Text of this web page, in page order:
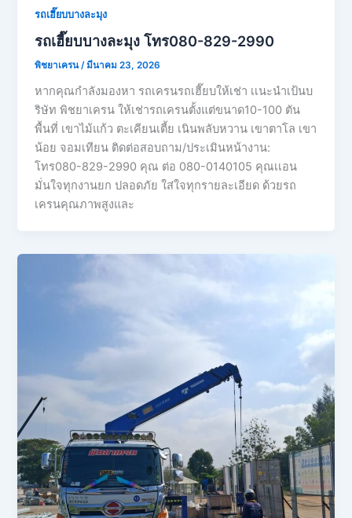
รถเฮี๊ยบบางละมุง
รถเฮี๊ยบบางละมุง โทร080-829-2990
พิชยาเครน/มีนาคม 23, 2026
หากคุณกำลังมองหา รถเครนรถเฮี๊ยบให้เช่า เเนะนำเป้นบ
ริษัท พิชยาเครน ให้เช่ารถเครนตั้งแต่ขนาด10-100 ตัน
พื้นที่ เขาไม้แก้ว ตะเคียนเตี้ย เนินพลับหวาน เขาตาโล เขา
น้อย จอมเทียน ติดต่อสอบถาม/ประเมินหน้างาน:
โทร080-829-2990 คุณ ต่อ 080-0140105 คุณเเอน
มั่นใจทุกงานยก ปลอดภัย ใส่ใจทุกรายละเอียด ด้วยรถ
เครนคุณภาพสูงและ